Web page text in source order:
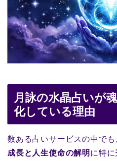
月詠の水晶占いが
化している理由
数ある占いサービスの中で
成長と人生使命の解明 に特